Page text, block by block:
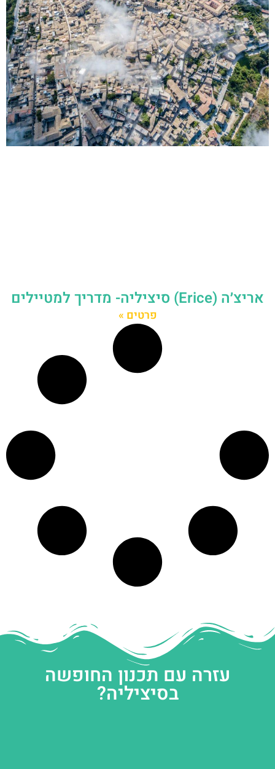
אריצ׳ה (Erice) סיציליה- מדריך למטיילים
פרטים »
עזרה עם תכנון החופשה
בסיציליה?